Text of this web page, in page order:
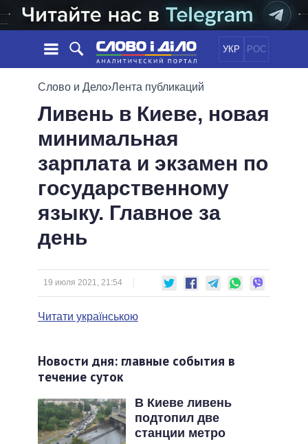
УКР РОС
НОВОСТИ
ЛЕНТА
СОБЫТИЯ
СТАТЬИ
МНЕНИЯ
ОБЗОРЫ
ДАЙДЖЕСТЫ
ПОЛИТИКА
ЭКОНОМИКА
ОБЩЕСТВО
ОБЕЩАНИЯ
ПОЛИТИКИ
ВСЕ ПОЛИТИКИ
ПРЕЗИДЕНТ И ОФИС
ВЕРХОВНАЯ РАДА
КАБИНЕТ МИНИСТРОВ
МЭРЫ
ВСЕ ПЕРСОНЫ
ВИДЕО
СРАВНЕНИЕ ПОЛИТИКОВ
Слово и Дело›Лента публикаций
Ливень в Киеве, новая
минимальная
зарплата и экзамен по
государственному
языку. Главное за
день
19 июля 2021, 21:54
Читати українською
Новости дня: главные события в
течение суток
В Киеве ливень
подтопил две
станции метро